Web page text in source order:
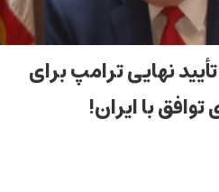
نهایی ترامپ برای
با ایران!